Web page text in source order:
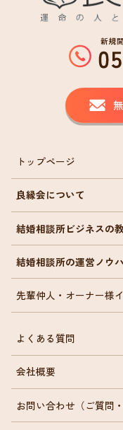
トップページ
良縁会について
結婚相談所ビジネスの
結婚相談所の運営ノウ
先輩仲人・オーナー様
よくある質問
会社概要
お問い合わせ（ご質問・